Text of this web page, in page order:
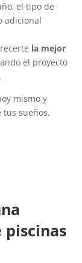
el tipo de
adicional
la mejor
el proyecto
mismo y
sueños.
piscinas